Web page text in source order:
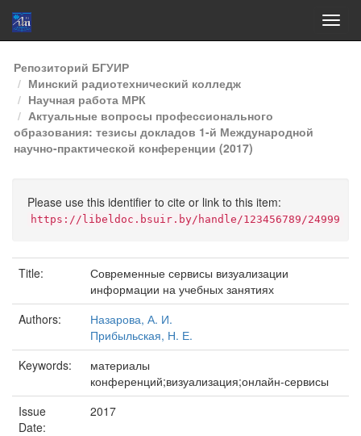
Skip
navigation
Репозиторий БГУИР
Минский радиотехнический колледж
Научная работа МРК
Актуальные вопросы профессионального
образования: тезисы докладов 1-й Международной
научно-практической конференции (2017)
Please use this identifier to cite or link to this item:
https://libeldoc.bsuir.by/handle/123456789/24999
Title:
Современные сервисы визуализации
информации на учебных занятиях
Authors:
Назарова, А. И.
Прибыльская, Н. Е.
Keywords:
материалы
конференций;визуализация;онлайн-сервисы
Issue
Date:
2017